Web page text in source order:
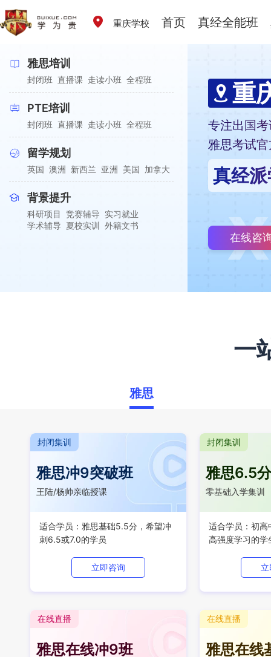
重庆学校 首页 真经全能班
雅思培训
封闭班 直播课 走读小班 全程班
PTE培训
封闭班 直播课 走读小班 全程班
留学规划
英国 澳洲 新西兰 亚洲 美国 加拿大
背景提升
科研项目 竞赛辅导 实习就业
学术辅导 夏校实训 外籍文书
重
专注出国
雅思考试
真经
在线咨
一
雅思
封闭集训
雅思冲9突破班
王陆/杨帅亲临授课
适合学员：雅思基础5.5分，希望冲
刺6.5或7.0的学员
立即咨询
封闭集训
雅思6.5
零基础入学集训
适合学员：初高
高强度学习的学
在线直播
雅思在线冲9班
在线直播
雅思在线